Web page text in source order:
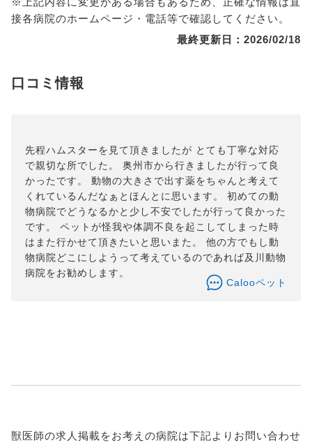
接各病院のホームページ・電話等で確認してください。
最終更新日：2026/02/18
口コミ情報
先程ハムスターを見て頂きましたが とても丁寧な対応
で親切な所でした。 奥州市から行きましたが行って良
かったです。 動物の大きさで出す薬をちゃんと考えて
くれているんだなぁとほんとに思います。 初めての動
物病院でどうなるかと少し不安でしたが行って良かった
です。 ペットが怪我や体調不良を起こしてしまった時
はまた行かせて頂きたいと思いまた。 他の方でもし動
物病院どこにしようって考えているのであれば及川動物
病院をお勧めします。
Calooペット
獣医師の求人掲載をお考えの病院は下記よりお問い合わせ